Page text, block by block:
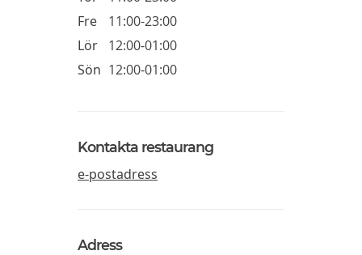
Fre
11:00-23:00
Lör
12:00-01:00
Sön 12:00-01:00
Kontakta restaurang
e-postadress
Adress